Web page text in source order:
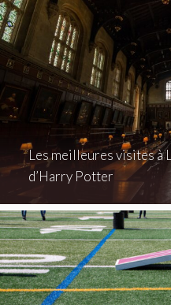
Les meilleures visites à
d’Harry Potter